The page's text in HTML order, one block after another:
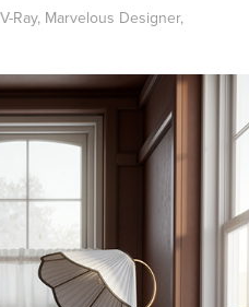
Ray, Marvelous Designer,